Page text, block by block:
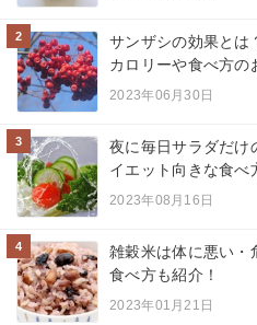
2
サンザシの効果とは
カロリーや食べ方の
2023年06月30日
3
夜に毎日サラダだけ
イエット向きな食べ
2023年08月16日
4
雑穀米は体に悪い・
食べ方も紹介！
2023年01月21日